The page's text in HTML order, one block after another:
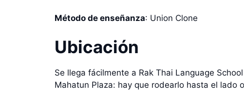
Método de enseñanza: Union Clone
Ubicación
Se llega fácilmente a Rak Thai Language
Mahatun Plaza: hay que rodearlo hasta el lado